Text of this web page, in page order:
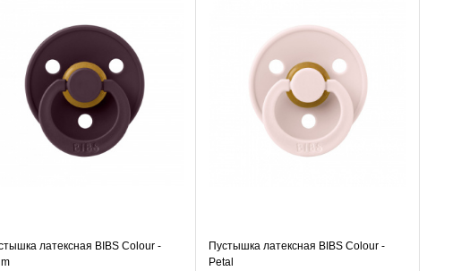
латексная BIBS Colour -
Пустышка латексная BIBS Colour -
Petal